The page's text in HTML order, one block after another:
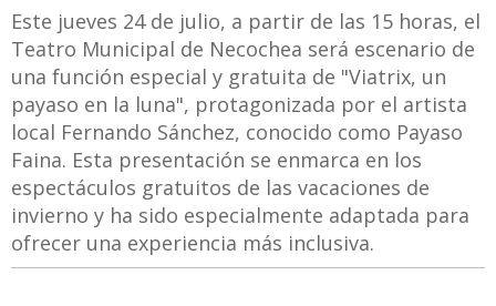
Este jueves 24 de julio, a partir de las 15 horas, el
Teatro Municipal de Necochea será escenario de
una función especial y gratuita de "Viatrix, un
payaso en la luna", protagonizada por el artista
local Fernando Sánchez, conocido como Payaso
Faina. Esta presentación se enmarca en los
espectáculos gratuitos de las vacaciones de
invierno y ha sido especialmente adaptada para
ofrecer una experiencia más inclusiva.